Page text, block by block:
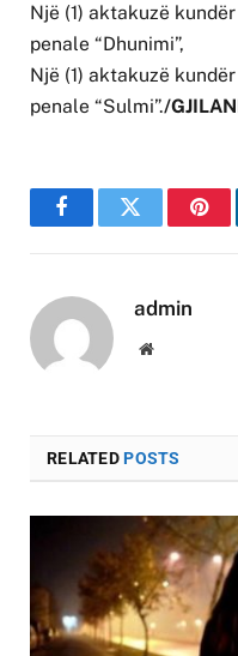
Një (1) aktakuzë
penale “Dhunimi”,
Një (1) aktakuzë
penale “Sulmi”./
FacebookTwitter
admin
Website
RELATEDPOSTS